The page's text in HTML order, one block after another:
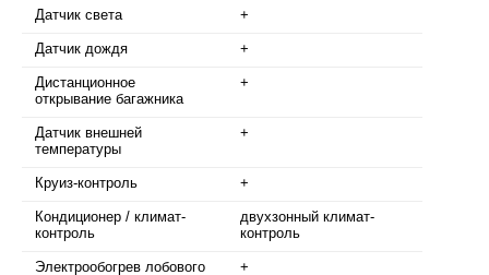
Датчик света +
Датчик дождя +
Дистанционное
открывание багажника
+
Датчик внешней
температуры
+
Круиз-контроль +
Кондиционер / климат-
контроль
двухзонный климат-
контроль
Электрообогрев лобового
+